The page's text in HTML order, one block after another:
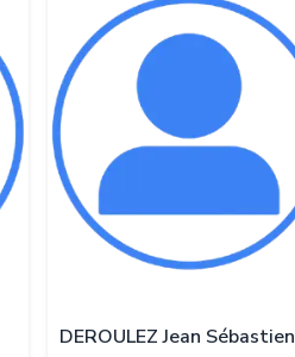
DEROULEZ Jean Sébastien